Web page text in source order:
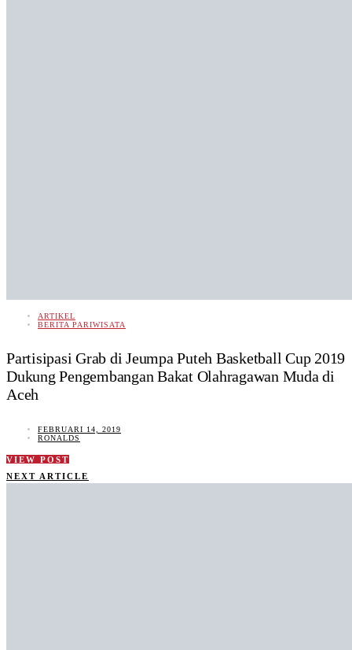
ARTIKEL
BERITA PARIWISATA
Partisipasi Grab di Jeumpa Puteh Basketball Cup 2019
Dukung Pengembangan Bakat Olahragawan Muda di
Aceh
FEBRUARI 14, 2019
RONALDS
VIEW POST
NEXT ARTICLE